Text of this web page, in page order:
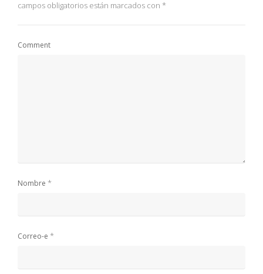
campos obligatorios están marcados con *
Comment
Nombre *
Correo-e *